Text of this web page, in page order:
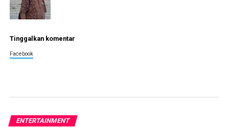
Tinggalkan komentar
Facebook
ENTERTAINMENT